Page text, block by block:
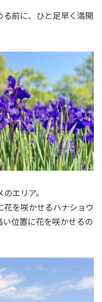
前に、ひと足早く満開
エリア。
を咲かせるハナショウ
位置に花を咲かせるの